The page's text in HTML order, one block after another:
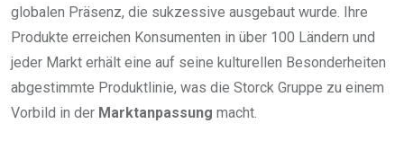
globalen Präsenz, die sukzessive ausgebaut wurde. Ihre
Produkte erreichen Konsumenten in über 100 Ländern und
jeder Markt erhält eine auf seine kulturellen Besonderheiten
abgestimmte Produktlinie, was die Storck Gruppe zu einem
Vorbild in der Marktanpassung macht.